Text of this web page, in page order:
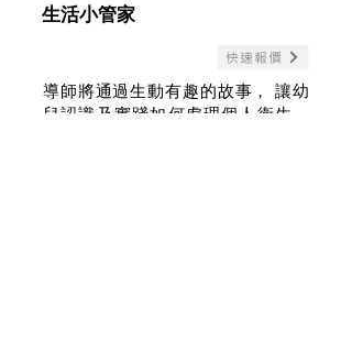
生活小管家
快速報價
導師將通過生動有趣的故事， 讓幼
兒認識及實踐如何處理個人衛生、